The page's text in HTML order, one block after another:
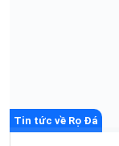
Tin tức về Rọ Đá